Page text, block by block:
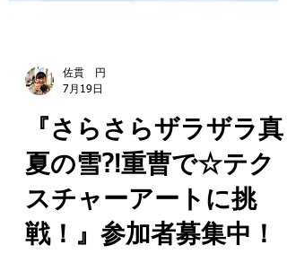
7月19日
『さらさらザラザラ真
夏の雪?!重曹で☆テク
スチャーアートに挑